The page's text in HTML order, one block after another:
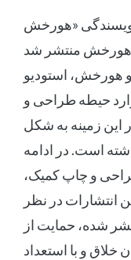
«هورخش
هورخش، استودیو
هورخش از سال 1395 وارد حیطه طراحی و
زمینه به شکل
است. در ادامه
و چاپ کمیک،
در نظر
شده، حمایت از
و با استعداد